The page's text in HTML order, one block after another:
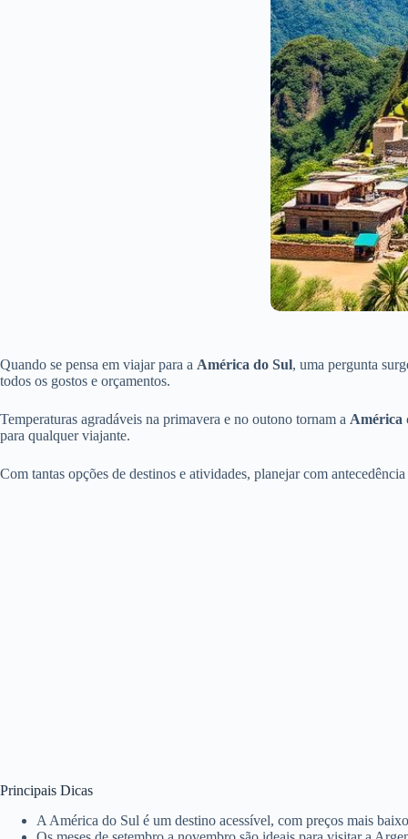
Quando se pensa em viajar para a América do Sul, uma pergunta
todos os gostos e orçamentos.
Temperaturas agradáveis na primavera e no outono tornam a América
para qualquer viajante.
Com tantas opções de destinos e atividades, planejar com
Principais Dicas
A América do Sul é um destino acessível, com preços mais